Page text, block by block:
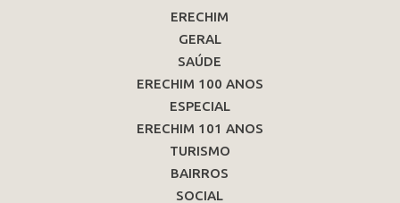
ERECHIM
GERAL
SAÚDE
ERECHIM 100 ANOS
ESPECIAL
ERECHIM 101 ANOS
TURISMO
BAIRROS
SOCIAL